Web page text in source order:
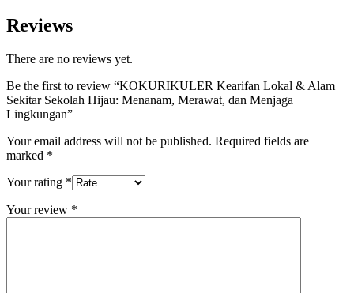
Reviews
There are no reviews yet.
Be the first to review “KOKURIKULER Kearifan Lokal & Alam
Sekitar Sekolah Hijau: Menanam, Merawat, dan Menjaga
Lingkungan”
Your email address will not be published. Required fields are
marked *
Your rating *
Your review *